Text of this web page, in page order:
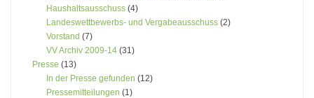
Haushaltsausschuss (4)
Landeswettbewerbs- und Vergabeausschuss (2)
Vorstand (7)
VV Archiv 2009-14 (31)
Presse (13)
In der Presse gefunden (12)
Pressemitteilungen (1)